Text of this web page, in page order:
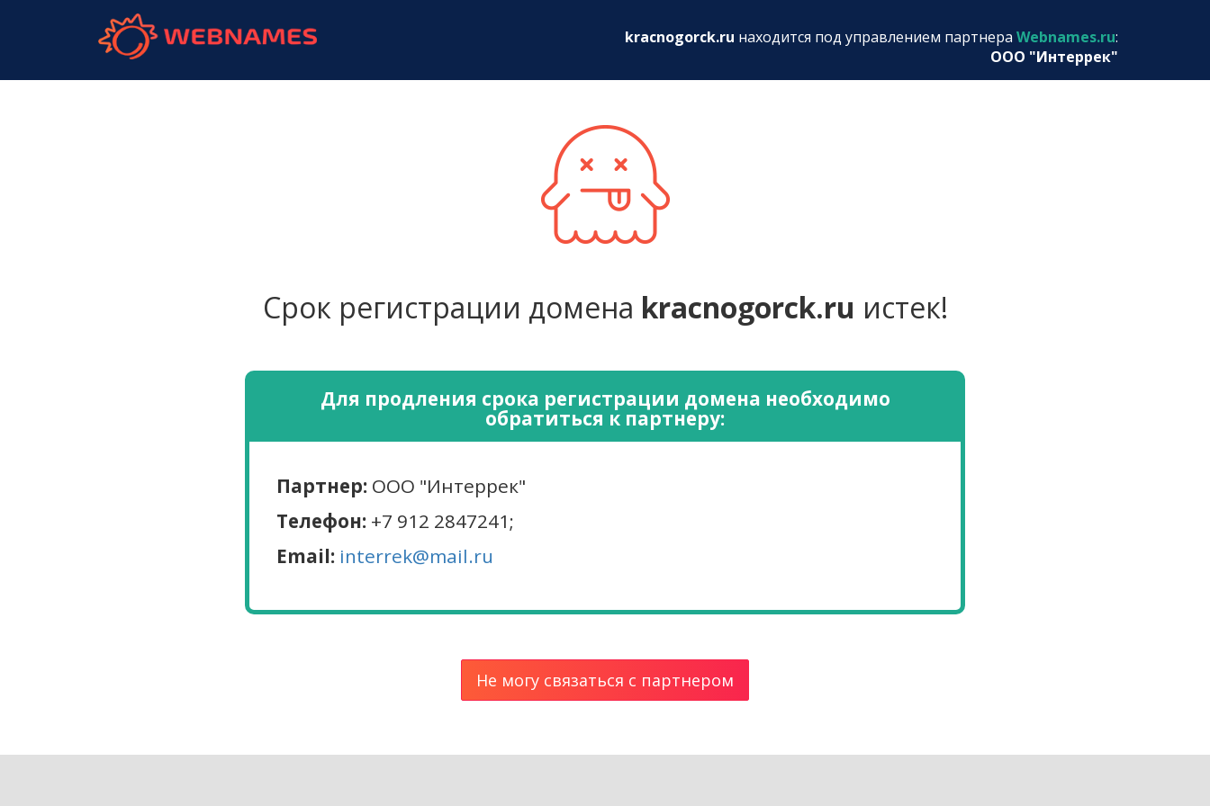
kracnogorck.ru находится под управлением партнера Webnames.ru:
ООО "Интеррек"
Срок регистрации домена kracnogorck.ru истек!
Для продления срока регистрации домена необходимо
обратиться к партнеру:
Партнер: ООО "Интеррек"
Телефон: +7 912 2847241;
Email: interrek@mail.ru
Не могу связаться с партнером